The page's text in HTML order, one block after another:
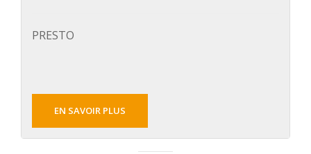
PRESTO
EN SAVOIR PLUS